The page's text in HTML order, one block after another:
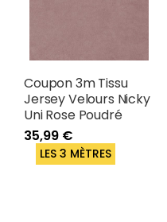
Coupon 3m Tissu
Jersey Velours Nicky
Uni Rose Poudré
35,99 €
LES 3 MÈTRES